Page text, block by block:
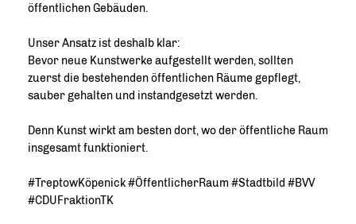
öffentlichen Gebäuden.
Unser Ansatz ist deshalb klar:
Bevor neue Kunstwerke aufgestellt werden, sollten
zuerst die bestehenden öffentlichen Räume gepflegt,
sauber gehalten und instandgesetzt werden.
Denn Kunst wirkt am besten dort, wo der öffentliche Raum
insgesamt funktioniert.
#TreptowKöpenick #ÖffentlicherRaum #Stadtbild #BVV
#CDUFraktionTK